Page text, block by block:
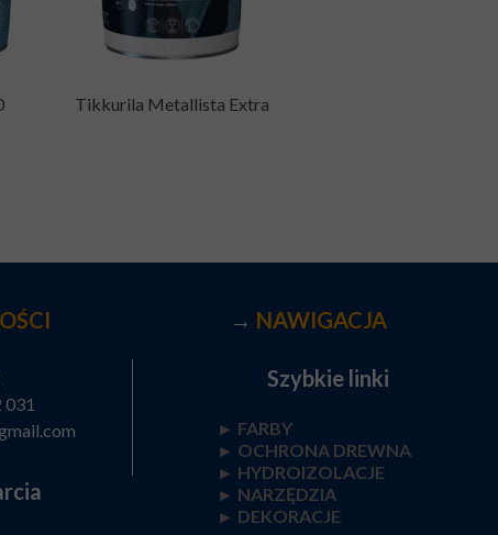
Tikkurila Metallista Extra
031
Szybkie linki
► FARBY
► OCHRONA DREWNA
► HYDROIZOLACJE
► NARZĘDZIA
► DEKORACJE
→ NAWIGACJA